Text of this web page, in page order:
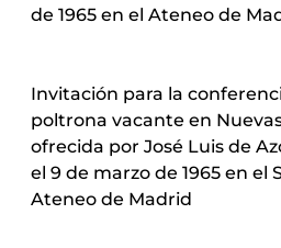
de 1965 en el Ateneo de
Invitación para la
poltrona vacante en
ofrecida por José Luis de
el 9 de marzo de 1965 en el
Ateneo de Madrid